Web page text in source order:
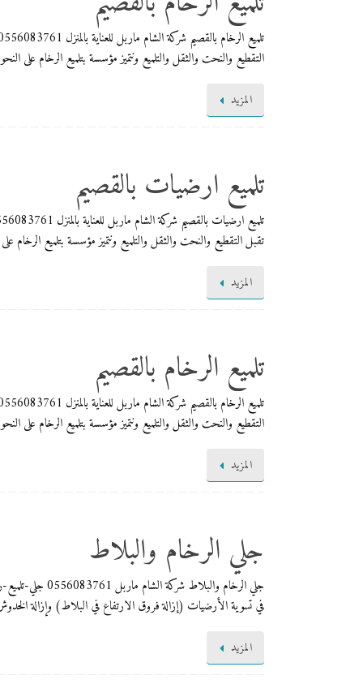
التقطيع والنحت والثقل والتلميع ونتميز مؤسسة بتلميع الرخام على
المزيد
تلميع ارضيات بالقصيم
تقبل التقطيع والنحت والثقل والتلميع ونتميز مؤسسة بتلميع الرخام
المزيد
تلميع الرخام بالقصيم
التقطيع والنحت والثقل والتلميع ونتميز مؤسسة بتلميع الرخام على
المزيد
جلي الرخام والبلاط
جلي الرخام
في تسوية الأرضيات (إزالة فروق الارتفاع في البلاط) وإزالة
المزيد